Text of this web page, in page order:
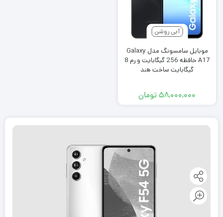
آبی روشن
موبایل سامسونگ مدل Galaxy
A17 حافظه 256 گیگابایت و رم 8
گیگابایت ساخت هند
۵۸,۰۰۰,۰۰۰تومان